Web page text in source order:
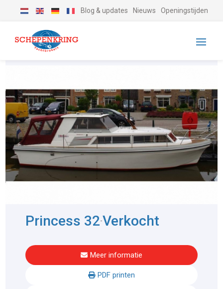
Blog & updates Nieuws Openingstijden
Princess 32-Verkocht
Meer informatie
PDF printen